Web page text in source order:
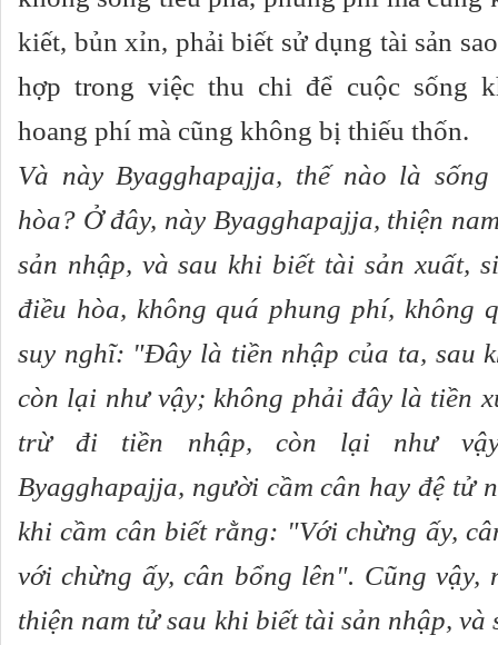
kiết, bủn xỉn, phải biết sử dụng tài sản
hợp trong việc thu chi để cuộc sống
hoang phí mà cũng không bị thiếu thốn.
Và này Byagghapajja, thế nào là
hòa? Ở đây, này Byagghapajja, thiện
sản nhập, và sau khi biết tài sản xuất,
điều hòa, không quá phung phí, không
suy nghĩ: "Ðây là tiền nhập của ta, sau
còn lại như vậy; không phải đây là tiền
trừ đi tiền nhập, còn lại như
Byagghapajja, người cầm cân hay đệ tử
khi cầm cân biết rằng: "Với chừng ấy,
với chừng ấy, cân bổng lên". Cũng vậy,
thiện nam tử sau khi biết tài sản nhập, và